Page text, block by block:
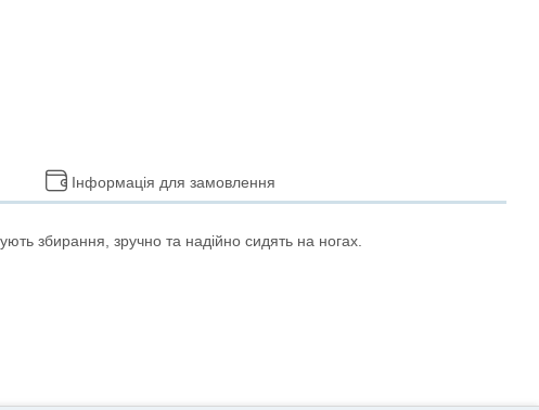
Інформація для замовлення
збирання, зручно та надійно сидять на ногах.